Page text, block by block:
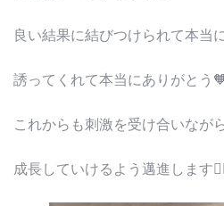
良い結果に結びつけられて本当
誘ってくれて本当にありがとう
これからも刺激を受け合いなが
成長していけるよう邁進します